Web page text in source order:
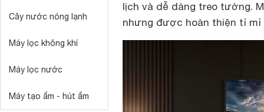
Cây nước nóng lạnh
Máy lọc không khí
Máy lọc nước
Máy tạo ẩm - hút ẩm
lịch và dễ dàng treo tường.
nhưng được hoàn thiện tỉ mỉ